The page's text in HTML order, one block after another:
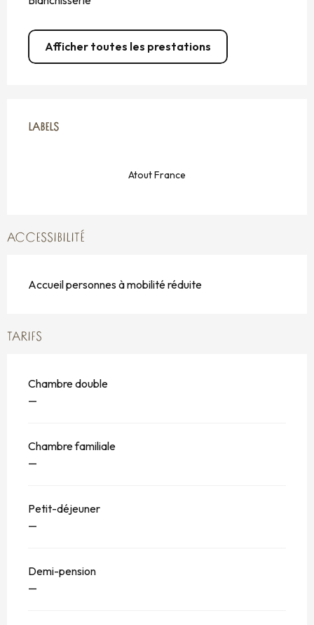
Afficher toutes les prestations
LABELS
LABELS
Atout France
ACCESSIBILITÉ
Accueil personnes à mobilité réduite
TARIFS
Chambre double
—
Chambre familiale
—
Petit-déjeuner
—
Demi-pension
—